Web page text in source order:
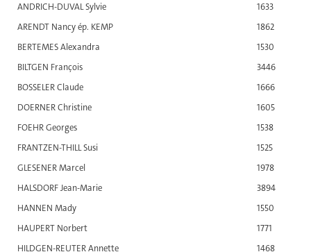
ANDRICH-DUVAL Sylvie
1633
ARENDT Nancy ép. KEMP
1862
BERTEMES Alexandra
1530
BILTGEN François
3446
BOSSELER Claude
1666
DOERNER Christine
1605
FOEHR Georges
1538
FRANTZEN-THILL Susi
1525
GLESENER Marcel
1978
HALSDORF Jean-Marie
3894
HANNEN Mady
1550
HAUPERT Norbert
1771
HILDGEN-REUTER Annette
1468